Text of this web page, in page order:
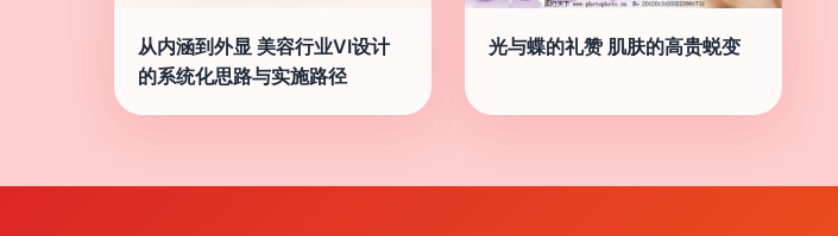
从内涵到外显 美容行业VI设计
的系统化思路与实施路径
光与蝶的礼赞 肌肤的高贵蜕变